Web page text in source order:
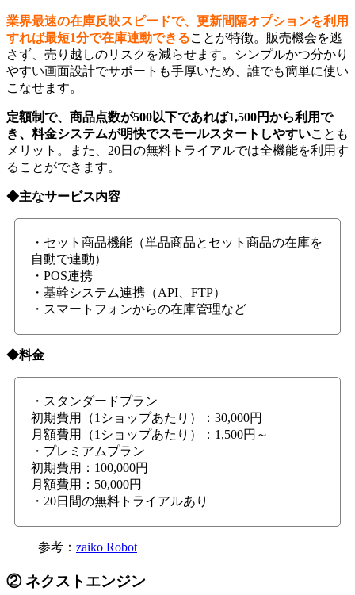
業界最速の在庫反映スピードで、更新間隔オプションを利用
すれば最短1分で在庫連動できることが特徴。販売機会を逃
さず、売り越しのリスクを減らせます。シンプルかつ分かり
やすい画面設計でサポートも手厚いため、誰でも簡単に使い
こなせます。
定額制で、商品点数が500以下であれば1,500円から利用で
き、料金システムが明快でスモールスタートしやすいことも
メリット。また、20日の無料トライアルでは全機能を利用す
ることができます。
◆主なサービス内容
・セット商品機能（単品商品とセット商品の在庫を
自動で連動）
・POS連携
・基幹システム連携（API、FTP）
・スマートフォンからの在庫管理など
◆料金
・スタンダードプラン
初期費用（1ショップあたり）：30,000円
月額費用（1ショップあたり）：1,500円～
・プレミアムプラン
初期費用：100,000円
月額費用：50,000円
・20日間の無料トライアルあり
参考： zaiko Robot
② ネクストエンジン